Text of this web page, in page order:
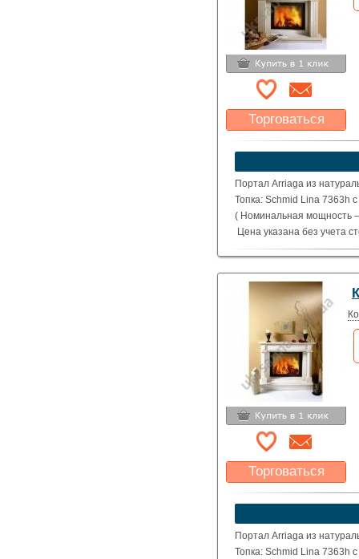
Торговаться
Какая цена Вас
устроит?
Указать цену
Портал Arriaga из
Топка: Schmid Lina 7363h
( Номинальная мощность
Цена указана без учета
Торговаться
Какая цена Вас
устроит?
Указать цену
Портал Arriaga из
Топка: Schmid Lina 7363h